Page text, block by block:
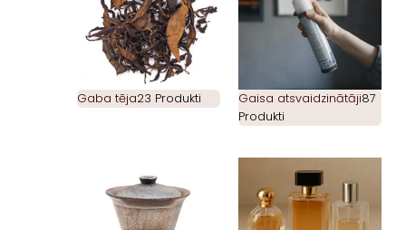
Gaba tēja23 Produkti Gaisa atsvaidzinātāji87
Produkti